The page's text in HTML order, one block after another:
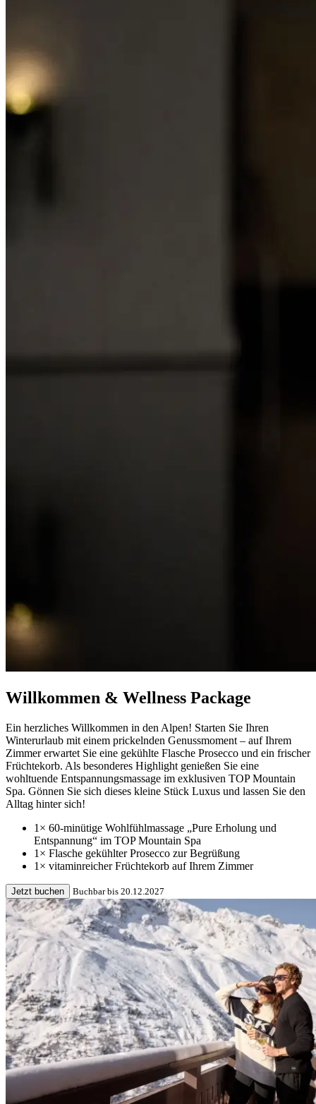
Willkommen & Wellness Package
Ein herzliches Willkommen in den Alpen! Starten Sie Ihren
Winterurlaub mit einem prickelnden Genussmoment – auf Ihrem
Zimmer erwartet Sie eine gekühlte Flasche Prosecco und ein frischer
Früchtekorb. Als besonderes Highlight genießen Sie eine
wohltuende Entspannungsmassage im exklusiven TOP Mountain
Spa. Gönnen Sie sich dieses kleine Stück Luxus und lassen Sie den
Alltag hinter sich!
1× 60-minütige Wohlfühlmassage „Pure Erholung und
Entspannung“ im TOP Mountain Spa
1× Flasche gekühlter Prosecco zur Begrüßung
1× vitaminreicher Früchtekorb auf Ihrem Zimmer
Jetzt buchen Buchbar bis 20.12.2027